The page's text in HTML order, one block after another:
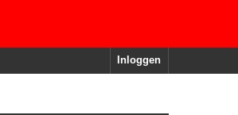
Inloggen